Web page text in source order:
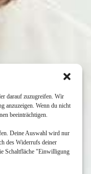
darauf zuzugreifen. Wir
anzuzeigen. Wenn du nicht
beeinträchtigen.
Deine Auswahl wird nur
des Widerrufs deiner
Schaltfläche "Einwilligung